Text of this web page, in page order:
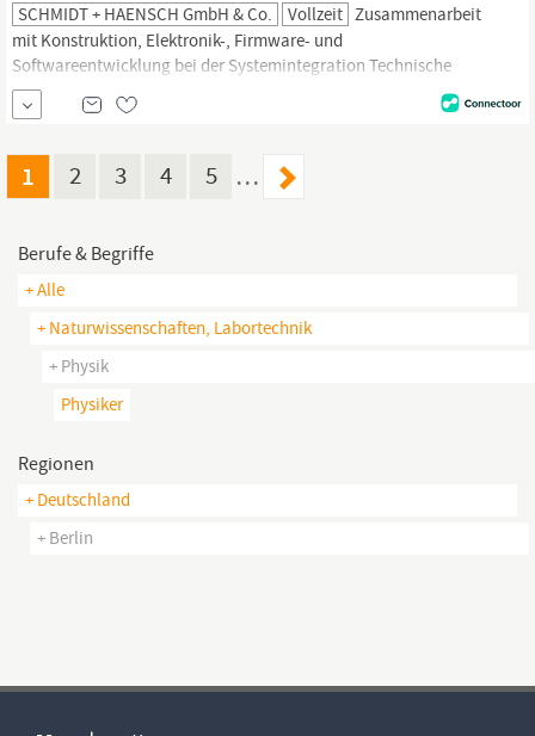
SCHMIDT + HAENSCH GmbH & Co. Vollzeit Zusammenarbeit
mit Konstruktion, Elektronik-, Firmware- und
Softwareentwicklung bei der Systemintegration Technische
Abstimmung mit internationalen Lieferanten von
Optikkomponenten Das bringen Sie mit Abgeschlossenes Studium
Elektrotechnik mit dem Schwerpunkt Optik, technische Optik
oder Feinwerktechnik...
1 2 3 4 5 …
Berufe & Begriffe
+ Alle
+ Naturwissenschaften, Labortechnik
+ Physik
Physiker
Regionen
+ Deutschland
+ Berlin